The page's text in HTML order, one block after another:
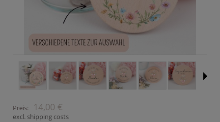
Preis: 14,00 €
excl. shipping costs